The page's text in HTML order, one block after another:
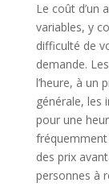
Le coût d’un
variables, y
difficulté de
demande.
l’heure, à un
générale, les
pour une
des prix
personnes à